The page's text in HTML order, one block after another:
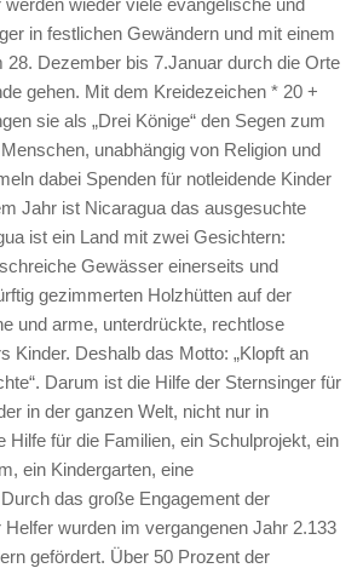
wieder viele evangelische und
in festlichen Gewändern und mit einem
28. Dezember bis 7.Januar durch die Orte
gehen. Mit dem Kreidezeichen * 20 +
sie als „Drei Könige“ den Segen zum
unabhängig von Religion und
dabei Spenden für notleidende Kinder
Jahr ist Nicaragua das ausgesuchte
ist ein Land mit zwei Gesichtern:
Gewässer einerseits und
gezimmerten Holzhütten auf der
und arme, unterdrückte, rechtlose
Kinder. Deshalb das Motto: „Klopft an
Darum ist die Hilfe der Sternsinger für
in der ganzen Welt, nicht nur in
Hilfe für die Familien, ein Schulprojekt, ein
ein Kindergarten, eine
das große Engagement der
Helfer wurden im vergangenen Jahr 2.133
gefördert. Über 50 Prozent der